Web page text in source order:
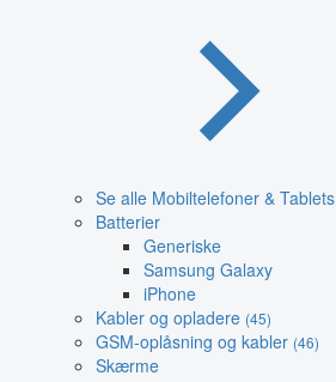
Se alle Mobiltelefoner & Tablets
Batterier
Generiske
Samsung Galaxy
iPhone
Kabler og opladere (45)
GSM-oplåsning og kabler (46)
Skærme